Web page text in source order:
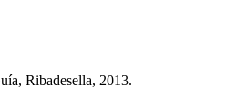
Ribadesella, 2013.